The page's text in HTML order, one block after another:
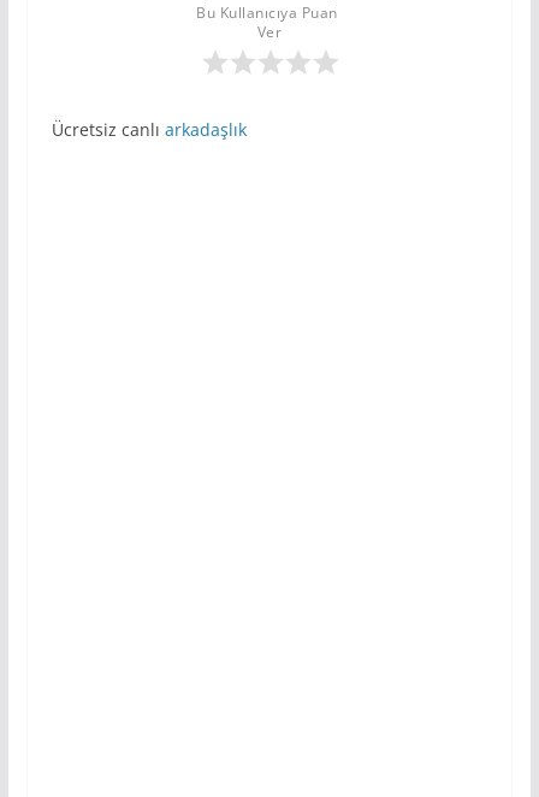
Bu Kullanıcıya Puan
Ver
Ücretsiz canlı arkadaşlık